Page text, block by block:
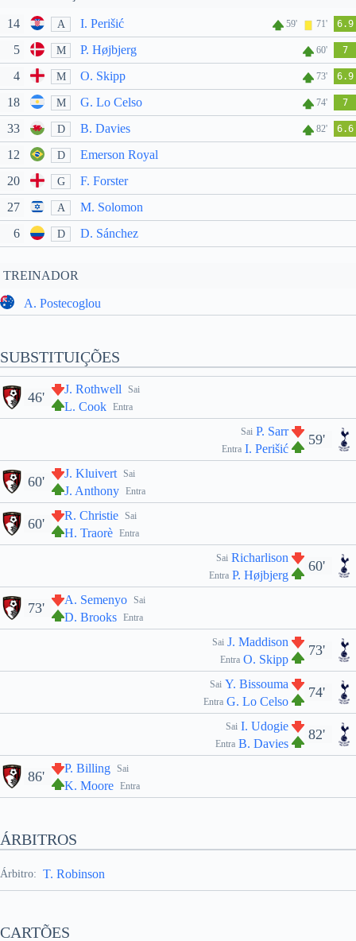
14 A I. Perišić 59' 71' 6.9
5 M P. Højbjerg 60' 7
4 M O. Skipp 73' 6.9
18 M G. Lo Celso 74' 7
33 D B. Davies 82' 6.6
12 D
Emerson Royal
20
G
F. Forster
27
A
M. Solomon
6
D D. Sánchez
TREINADOR
A. Postecoglou
SUBSTITUIÇÕES
Sai
J. Rothwell
Entra
L. Cook
46'
59'
Sai P. Sarr
Entra I. Perišić
Sai
J. Kluivert
Entra
J. Anthony
60'
Sai
R. Christie
Entra
H. Traorè
60'
60'
Sai Richarlison
Entra P. Højbjerg
Sai
A. Semenyo
Entra
D. Brooks
73'
73'
Sai J. Maddison
Entra O. Skipp
74'
Sai Y. Bissouma
Entra G. Lo Celso
82'
Sai I. Udogie
Entra B. Davies
Sai
P. Billing
Entra
K. Moore
86'
ÁRBITROS
Árbitro: T. Robinson
CARTÕES